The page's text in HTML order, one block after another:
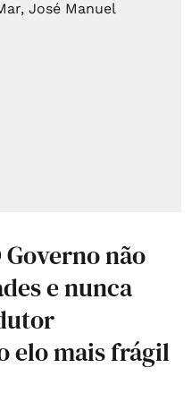
não
e nunca
elo mais frágil